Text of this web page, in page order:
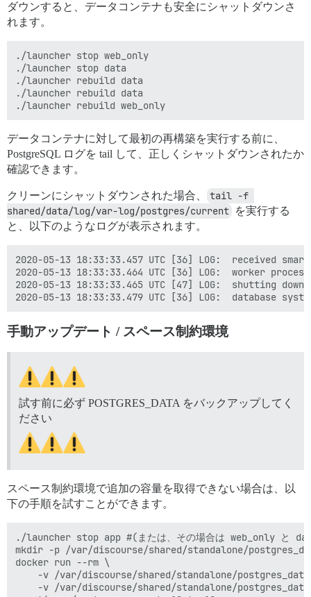
ダウンすると、データコンテナも安全にシャットダウンさ
れます。
./launcher stop web_only
./launcher stop data
./launcher rebuild data
./launcher rebuild data
データコンテナに対して最初の再構築を実行する前に、
PostgreSQL ログを tail して、正しくシャットダウンされたか
確認できます。
クリーンにシャットダウンされた場合、
tail -f
shared/data/log/var-log/postgres/current を実行する
と、以下のようなログが表示されます。
2020-05-13 18:33:33.457 UTC [36] LOG:  received
2020-05-13 18:33:33.464 UTC [36] LOG:  worker
2020-05-13 18:33:33.465 UTC [47] LOG:  shutting down
手動アップデート / スペース制約環境
試す前に必ず POSTGRES_DATA をバックアップしてく
ださい
スペース制約環境で追加の容量を取得できない場合は、以
下の手順を試すことができます。
./launcher stop app #(または、その場合は web_only と
mkdir -p /var/discourse/shared/standalone/
docker run --rm \